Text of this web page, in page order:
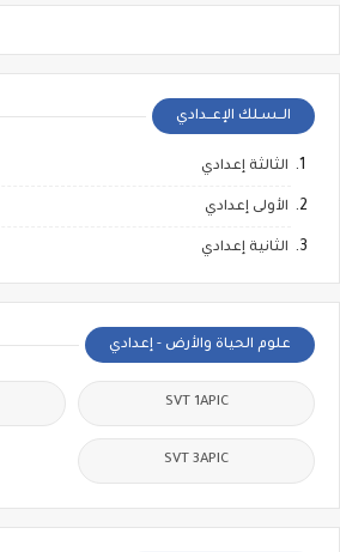
الــسـلك الإعــدادي
الثالثة إعدادي
الأولى إعدادي
الثانية إعدادي
علوم الحياة والأرض - إعدادي
SVT 1APIC
SVT 3APIC